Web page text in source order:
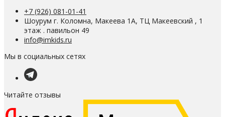
+7 (926) 081-01-41
Шоурум г. Коломна, Макеева 1А, ТЦ Макеевский , 1
этаж . павильон 49
info@imkids.ru
Мы в социальных сетях
Читайте отзывы